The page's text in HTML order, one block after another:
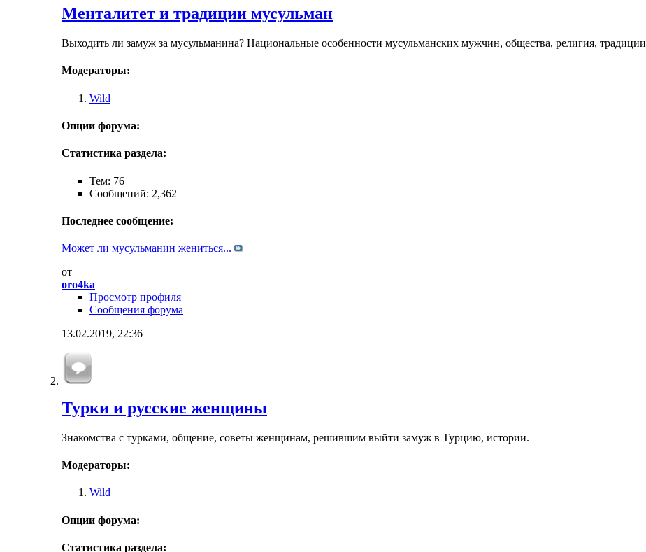
Менталитет и традиции мусульман
Выходить ли замуж за мусульманина? Национальные особенности мусульманских мужчин, общества, религия, традиции
Модераторы:
Wild
Опции форума:
Статистика раздела:
Тем: 76
Сообщений: 2,362
Последнее сообщение:
Может ли мусульманин жениться...
от
oro4ka
Просмотр профиля
Сообщения форума
13.02.2019, 22:36
Турки и русские женщины
Знакомства с турками, общение, советы женщинам, решившим выйти замуж в Турцию, истории.
Модераторы:
Wild
Опции форума:
Статистика раздела: